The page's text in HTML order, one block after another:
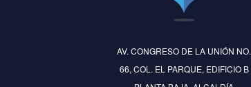
AV. CONGRESO DE LA UNIÓN NO.
66, COL. EL PARQUE, EDIFICIO B